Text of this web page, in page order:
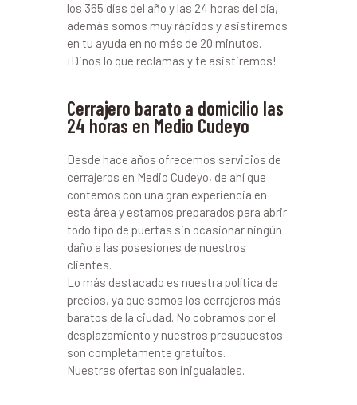
los 365 días del año y las 24 horas del día,
además somos muy rápidos y asistiremos
en tu ayuda en no más de 20 minutos.
¡Dinos lo que reclamas y te asistiremos!
Cerrajero barato a domicilio las
24 horas en Medio Cudeyo
Desde hace años ofrecemos servicios de
cerrajeros en Medio Cudeyo, de ahí que
contemos con una gran experiencia en
esta área y estamos preparados para abrir
todo tipo de puertas sin ocasionar ningún
daño a las posesiones de nuestros
clientes.
Lo más destacado es nuestra política de
precios, ya que somos los cerrajeros más
baratos de la ciudad. No cobramos por el
desplazamiento y nuestros presupuestos
son completamente gratuitos.
Nuestras ofertas son inigualables.